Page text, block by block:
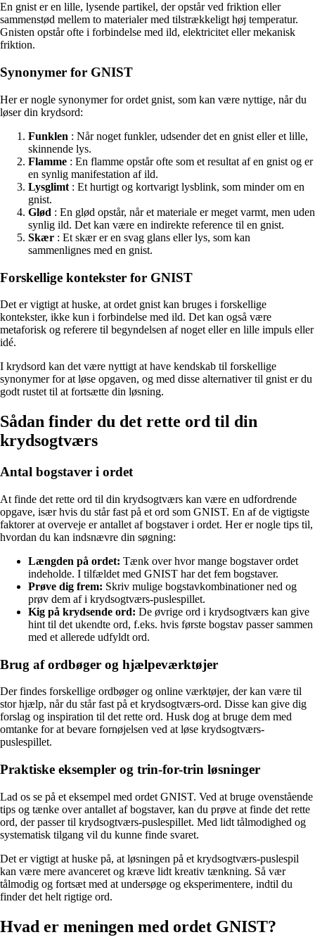
En gnist er en lille, lysende partikel, der opstår ved friktion eller
sammenstød mellem to materialer med tilstrækkeligt høj temperatur.
Gnisten opstår ofte i forbindelse med ild, elektricitet eller mekanisk
friktion.
Synonymer for GNIST
Her er nogle synonymer for ordet gnist, som kan være nyttige, når du
løser din krydsord:
Funklen : Når noget funkler, udsender det en gnist eller et lille,
skinnende lys.
Flamme : En flamme opstår ofte som et resultat af en gnist og er
en synlig manifestation af ild.
Lysglimt : Et hurtigt og kortvarigt lysblink, som minder om en
gnist.
Glød : En glød opstår, når et materiale er meget varmt, men uden
synlig ild. Det kan være en indirekte reference til en gnist.
Skær : Et skær er en svag glans eller lys, som kan
sammenlignes med en gnist.
Forskellige kontekster for GNIST
Det er vigtigt at huske, at ordet gnist kan bruges i forskellige
kontekster, ikke kun i forbindelse med ild. Det kan også være
metaforisk og referere til begyndelsen af noget eller en lille impuls eller
idé.
I krydsord kan det være nyttigt at have kendskab til forskellige
synonymer for at løse opgaven, og med disse alternativer til gnist er du
godt rustet til at fortsætte din løsning.
Sådan finder du det rette ord til din
krydsogtværs
Antal bogstaver i ordet
At finde det rette ord til din krydsogtværs kan være en udfordrende
opgave, især hvis du står fast på et ord som GNIST. En af de vigtigste
faktorer at overveje er antallet af bogstaver i ordet. Her er nogle tips til,
hvordan du kan indsnævre din søgning:
Længden på ordet: Tænk over hvor mange bogstaver ordet
indeholde. I tilfældet med GNIST har det fem bogstaver.
Prøve dig frem: Skriv mulige bogstavkombinationer ned og
prøv dem af i krydsogtværs-puslespillet.
Kig på krydsende ord: De øvrige ord i krydsogtværs kan give
hint til det ukendte ord, f.eks. hvis første bogstav passer sammen
med et allerede udfyldt ord.
Brug af ordbøger og hjælpeværktøjer
Der findes forskellige ordbøger og online værktøjer, der kan være til
stor hjælp, når du står fast på et krydsogtværs-ord. Disse kan give dig
forslag og inspiration til det rette ord. Husk dog at bruge dem med
omtanke for at bevare fornøjelsen ved at løse krydsogtværs-
puslespillet.
Praktiske eksempler og trin-for-trin løsninger
Lad os se på et eksempel med ordet GNIST. Ved at bruge ovenstående
tips og tænke over antallet af bogstaver, kan du prøve at finde det rette
ord, der passer til krydsogtværs-puslespillet. Med lidt tålmodighed og
systematisk tilgang vil du kunne finde svaret.
Det er vigtigt at huske på, at løsningen på et krydsogtværs-puslespil
kan være mere avanceret og kræve lidt kreativ tænkning. Så vær
tålmodig og fortsæt med at undersøge og eksperimentere, indtil du
finder det helt rigtige ord.
Hvad er meningen med ordet GNIST?